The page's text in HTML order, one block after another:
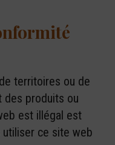
territoires ou de
des produits ou
est illégal est
ce site web